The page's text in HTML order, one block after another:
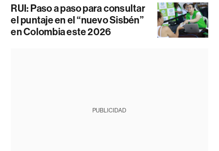
RUI: Paso a paso para consultar
el puntaje en el “nuevo Sisbén”
en Colombia este 2026
PUBLICIDAD